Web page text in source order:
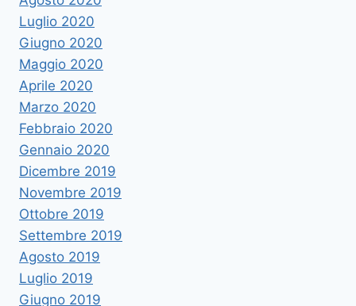
Luglio 2020
Giugno 2020
Maggio 2020
Aprile 2020
Marzo 2020
Febbraio 2020
Gennaio 2020
Dicembre 2019
Novembre 2019
Ottobre 2019
Settembre 2019
Agosto 2019
Luglio 2019
Giugno 2019